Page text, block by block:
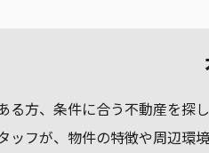
る方、条件に合う不動産を探
ッフが、物件の特徴や周辺環